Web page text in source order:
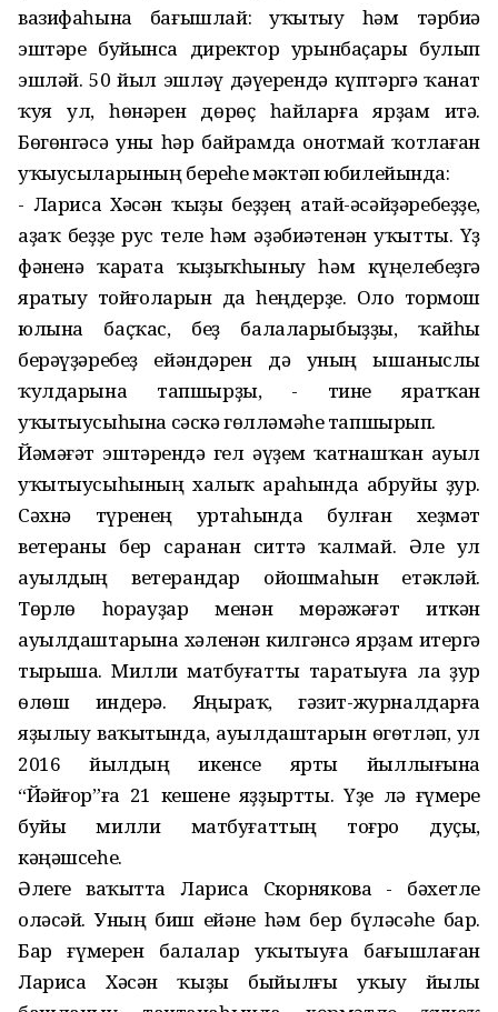
вазифаһына бағышлай: уҡытыу һәм тәрбиә
эштәре буйынса директор урынбаҫары булып
эшләй. 50 йыл эшләү дәүерендә күптәргә ҡанат
ҡуя ул, һөнәрен дөрөҫ һайларға ярҙам итә.
Бөгөнгәсә уны һәр байрамда онотмай ҡотлаған
уҡыусыларының береһе мәктәп юбилейында:
- Лариса Хәсән ҡыҙы беҙҙең атай-әсәйҙәребеҙҙе,
аҙаҡ беҙҙе рус теле һәм әҙәбиәтенән уҡытты. Үҙ
фәненә ҡарата ҡыҙыҡһыныу һәм күңелебеҙгә
яратыу тойғоларын да һеңдерҙе. Оло тормош
юлына баҫҡас, беҙ балаларыбыҙҙы, ҡайһы
берәүҙәребеҙ ейәндәрен дә уның ышаныслы
ҡулдарына тапшырҙы, - тине яратҡан
уҡытыусыһына сәскә гөлләмәһе тапшырып.
Йәмәғәт эштәрендә гел әүҙем ҡатнашҡан ауыл
уҡытыусыһының халыҡ араһында абруйы ҙур.
Сәхнә түренең уртаһында булған хеҙмәт
ветераны бер саранан ситтә ҡалмай. Әле ул
ауылдың ветерандар ойошмаһын етәкләй.
Төрлө һорауҙар менән мөрәжәғәт иткән
ауылдаштарына хәленән килгәнсә ярҙам итергә
тырыша. Милли матбуғатты таратыуға ла ҙур
ѳлѳш индерә. Яңыраҡ, гәзит-журналдарға
яҙылыу ваҡытында, ауылдаштарын ѳгѳтләп, ул
2016 йылдың икенсе ярты йыллығына
“Йәйғор”ға 21 кешене яҙҙыртты. Үҙе лә ғүмере
буйы милли матбуғаттың тоғро дуҫы,
кәңәшсеһе.
Әлеге ваҡытта Лариса Скорнякова - бәхетле
оләсәй. Уның биш ейәне һәм бер бүләсәһе бар.
Бар ғүмерен балалар уҡытыуға бағышлаған
Лариса Хәсән ҡыҙы быйылғы уҡыу йылы